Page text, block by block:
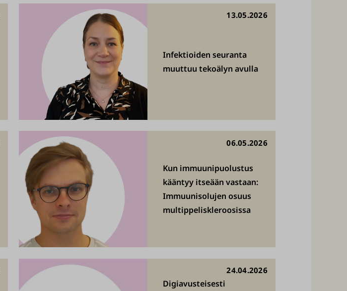
Infektioiden seuranta
muuttuu tekoälyn avulla
13.05.2026
Kun immuunipuolustus
kääntyy itseään vastaan:
Immuunisolujen osuus
multippeliskleroosissa
06.05.2026
Digiavusteisesti
24.04.2026